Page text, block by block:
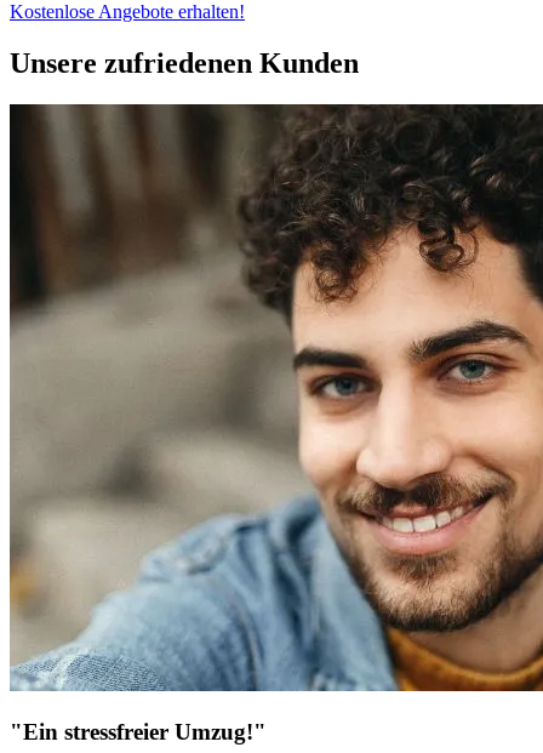
Kostenlose Angebote erhalten!
Unsere zufriedenen Kunden
"Ein stressfreier Umzug!"